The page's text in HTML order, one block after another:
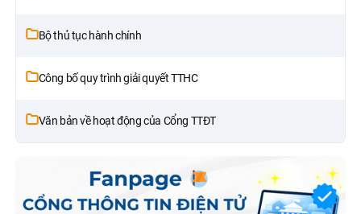
Bộ thủ tục hành chính
Công bố quy trình giải quyết TTHC
Văn bản về hoạt động của Cổng TTĐT